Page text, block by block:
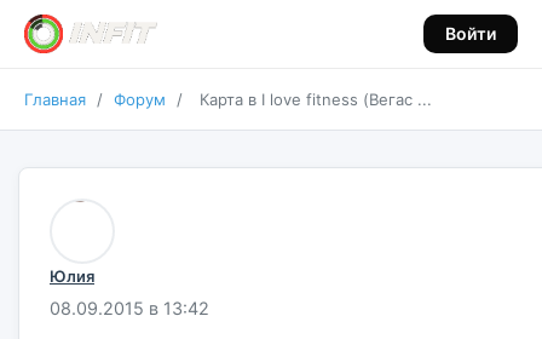
Войти
Главная / Форум / Карта в I love fitness (Вегас ...
Юлия
08.09.2015 в 13:42